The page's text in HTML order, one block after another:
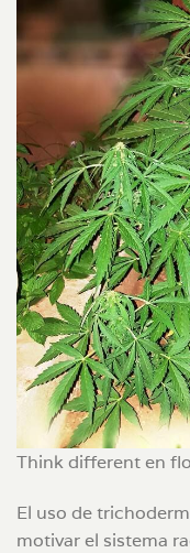
Think different en
El uso de
motivar el sistema